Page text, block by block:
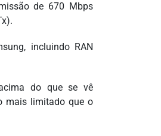
de 670 Mbps
incluindo RAN
do que se vê
mais limitado que o